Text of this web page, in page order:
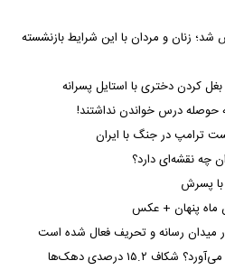
زنان و مردان با این شرایط بازنشسته
کردن دختری با استایل پسرانه
حوصله درس خواندن نداشتند!
ترامپ در جنگ با ایران
چه نقشه‌ای دارد؟
با پسرش
ماه پنهان + عکس
در میدان رسانه و تحریف فعال شده است
۱۵.۲ درصدی دهک‌ها